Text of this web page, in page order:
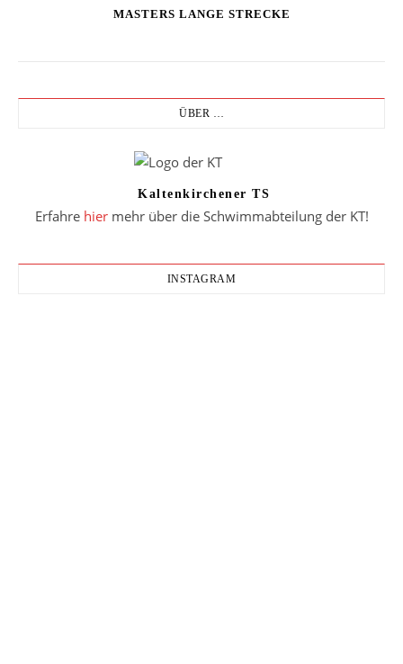
MASTERS LANGE STRECKE
ÜBER …
Kaltenkirchener TS
Erfahre hiermehr über die Schwimmabteilung der KT!
INSTAGRAM